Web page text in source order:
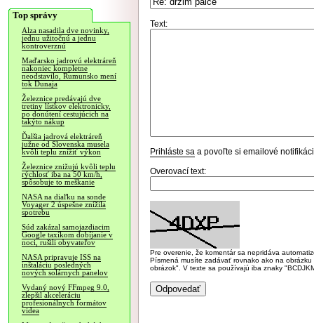
Top správy
Alza nasadila dve novinky,
jednu užitočnú a jednu
kontroverznú
Maďarsko jadrovú elektráreň
nakoniec kompletne
neodstavilo, Rumunsko mení
tok Dunaja
Železnice predávajú dve
tretiny lístkov elektronicky,
po donútení cestujúcich na
takýto nákup
Ďalšia jadrová elektráreň
južne od Slovenska musela
kvôli teplu znížiť výkon
Železnice znižujú kvôli teplu
rýchlosť iba na 50 km/h,
spôsobuje to meškanie
NASA na diaľku na sonde
Voyager 2 úspešne znížila
spotrebu
Súd zakázal samojazdiacim
Google taxíkom dobíjanie v
noci, rušili obyvateľov
NASA pripravuje ISS na
inštaláciu posledných
nových solárnych panelov
Vydaný nový FFmpeg 9.0,
zlepšil akceleráciu
profesionálnych formátov
videa
Text:
Prihláste sa a povoľte si emailové
Overovací text:
Pre overenie, že komentár sa nepridáva
Písmená musíte zadávať rovnako ako na
obrázok". V texte sa používajú iba znaky